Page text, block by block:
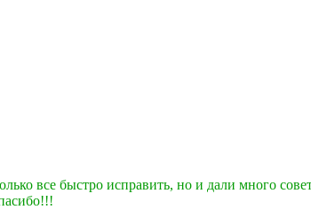
все быстро исправить, но и дали много